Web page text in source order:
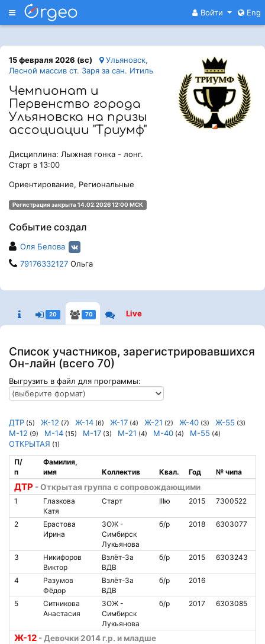
Меню Войти Eng
15 февраля 2026 (вс)
Ульяновск,
Лесной массив ст. Заря за сан. Итиль
Чемпионат и
Первенство города
Ульяновска на призы
ассоциации "Триумф"
Дисциплина: Лыжная гонка - лонг.
Старт в 13:00
Ориентирование, Региональные
Регистрация закрыта 14.02.2026 12:00 МСК
Событие создал
Оля Белова
79176332127 Ольга
20 70 Live
Список участников, зарегистрировавшихся
Он-лайн (всего 70)
Выгрузить в файл для программы:
ДТР (5) Ж-12 (7) Ж-14 (6) Ж-17 (4) Ж-21 (2) Ж-40 (3) Ж-55 (3)
М-12 (9) М-14 (15) М-17 (3) М-21 (4) М-40 (4) М-55 (4)
ОТКРЫТАЯ (1)
ДТР - Открытая группа с сопровождающими
П/
п
Фамилия,
имя
Коллектив Квал. Год № чипа
1
Глазкова
Катя
Старт IIIю 2015 7300522
2
Ерастова
Ирина
ЗОЖ -
Симбирск
Лукьянова
б/р 2018 6303077
3
Никифоров
Виктор
Взлёт-За
ВДВ
б/р 2015 6303243
4
Разумов
Фёдор
Взлёт-За
ВДВ
б/р 2016
5
Ситникова
Анастасия
ЗОЖ -
Симбирск
Лукьянова
б/р 2017 6303085
Ж-12 - Девочки 2014 г.р. и младше